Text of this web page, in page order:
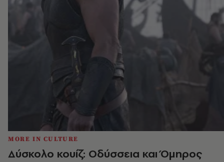
MORE IN CULTURE
Δύσκολο κουίζ: Οδύσσεια και Όμηρος